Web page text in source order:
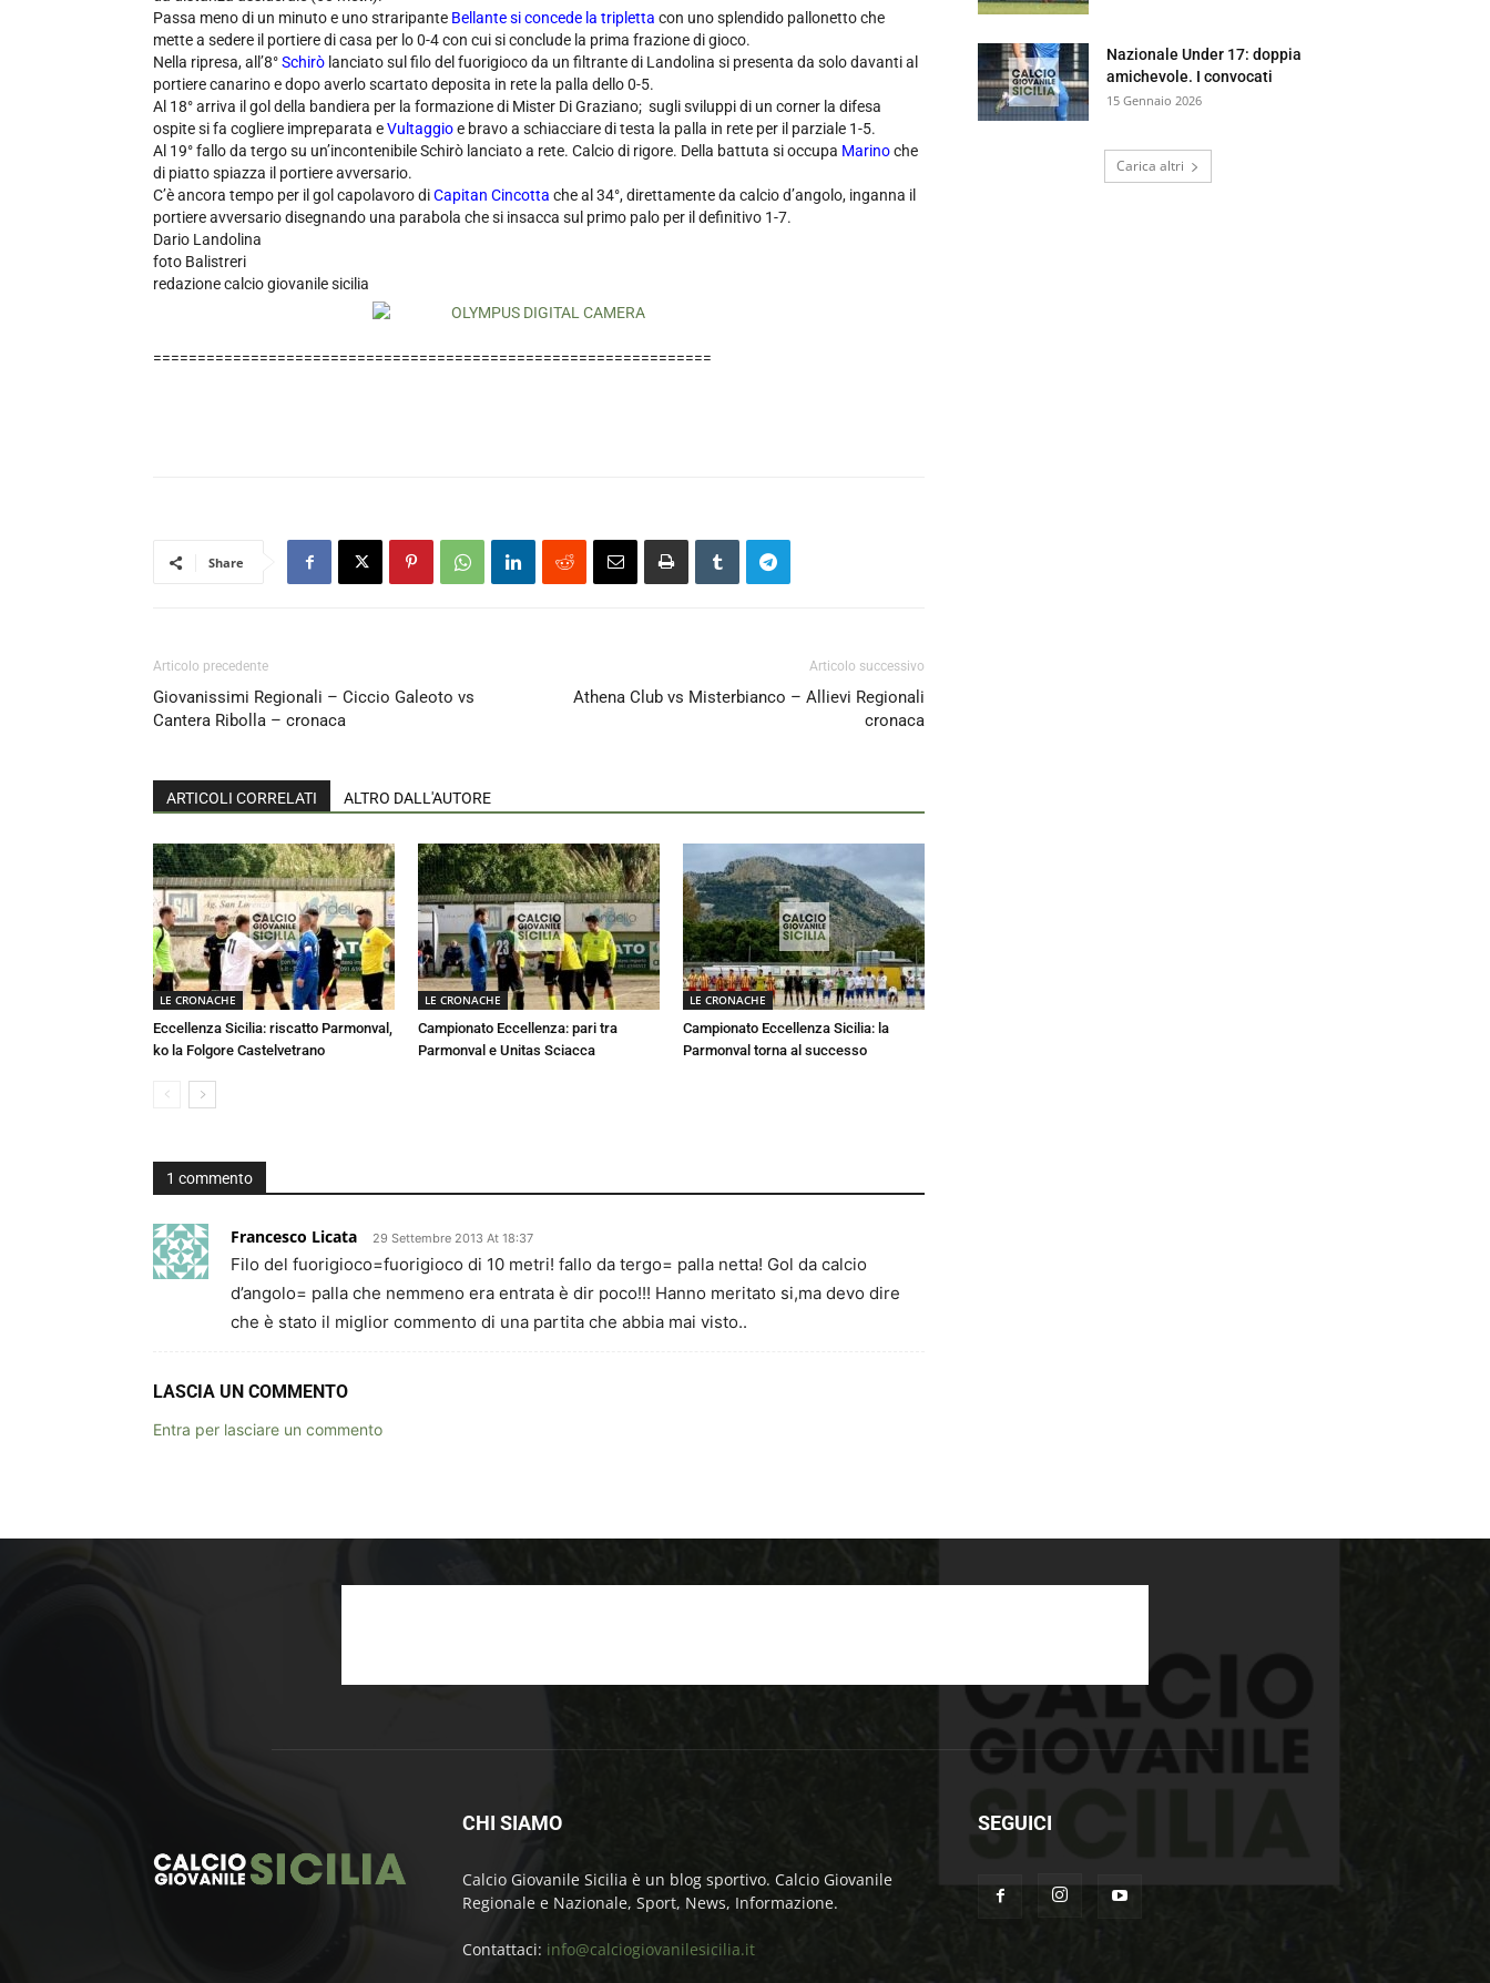
Passa meno di un minuto e uno straripante Bellante si concede la tripletta con uno splendido pallonetto che
mette a sedere il portiere di casa per lo 0-4 con cui si conclude la prima frazione di gioco.
Nella ripresa, all’8°Schirò lanciato sul filo del fuorigioco da un filtrante di Landolina si presenta da solo davanti al
portiere canarino e dopo averlo scartato deposita in rete la palla dello 0-5.
Al 18° arriva il gol della bandiera per la formazione di Mister Di Graziano; sugli sviluppi di un corner la difesa
ospite si fa cogliere impreparata eVultaggioe bravo a schiacciare di testa la palla in rete per il parziale 1-5.
Al 19° fallo da tergo su un’incontenibile Schirò lanciato a rete. Calcio di rigore. Della battuta si occupa Marinoche
di piatto spiazza il portiere avversario.
C’è ancora tempo per il gol capolavoro diCapitan Cincotta che al 34°, direttamente da calcio d’angolo, inganna il
portiere avversario disegnando una parabola che si insacca sul primo palo per il definitivo 1-7.
Dario Landolina
foto Balistreri
redazione calcio giovanile sicilia
===============================================================
Share
Articolo precedente
Giovanissimi Regionali – Ciccio Galeoto vs
Cantera Ribolla – cronaca
Articolo successivo
Athena Club vs Misterbianco – Allievi Regionali
cronaca
ARTICOLI CORRELATI ALTRO DALL'AUTORE
LE CRONACHE
Eccellenza Sicilia: riscatto Parmonval,
ko la Folgore Castelvetrano
LE CRONACHE
Campionato Eccellenza: pari tra
Parmonval e Unitas Sciacca
LE CRONACHE
Campionato Eccellenza Sicilia: la
Parmonval torna al successo
1 commento
Francesco Licata 29 Settembre 2013 At 18:37
Filo del fuorigioco=fuorigioco di 10 metri! fallo da tergo= palla netta! Gol da calcio
d’angolo= palla che nemmeno era entrata è dir poco!!! Hanno meritato si,ma devo dire
che è stato il miglior commento di una partita che abbia mai visto..
LASCIA UN COMMENTO
Entra per lasciare un commento
Nazionale Under 17: doppia
amichevole. I convocati
15 Gennaio 2026
Carica altri
CHI SIAMO
Calcio Giovanile Sicilia è un blog sportivo. Calcio Giovanile
Regionale e Nazionale, Sport, News, Informazione.
Contattaci: info@calciogiovanilesicilia.it
SEGUICI